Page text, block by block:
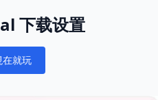
下载设置
在就玩